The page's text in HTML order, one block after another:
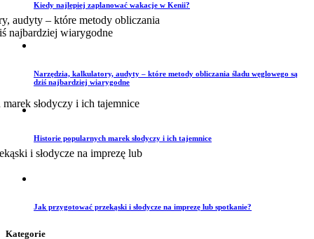
Kiedy najlepiej zaplanować wakacje w Kenii?
Narzędzia, kalkulatory, audyty – które metody obliczania śladu węglowego są
dziś najbardziej wiarygodne
Historie popularnych marek słodyczy i ich tajemnice
Jak przygotować przekąski i słodycze na imprezę lub spotkanie?
Kategorie